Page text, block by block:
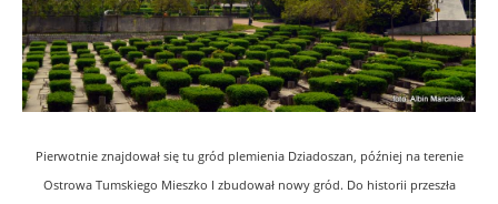
Pierwotnie znajdował się tu gród plemienia Dziadoszan, później na terenie
Ostrowa Tumskiego Mieszko I zbudował nowy gród. Do historii przeszła